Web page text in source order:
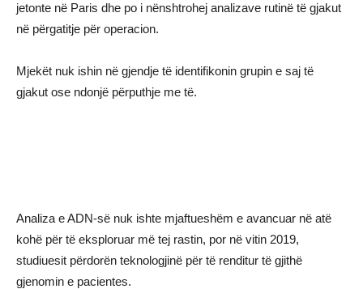
jetonte në Paris dhe po i nënshtrohej analizave rutinë të gjakut
në përgatitje për operacion.
Mjekët nuk ishin në gjendje të identifikonin grupin e saj të
gjakut ose ndonjë përputhje me të.
Analiza e ADN-së nuk ishte mjaftueshëm e avancuar në atë
kohë për të eksploruar më tej rastin, por në vitin 2019,
studiuesit përdorën teknologjinë për të renditur të gjithë
gjenomin e pacientes.